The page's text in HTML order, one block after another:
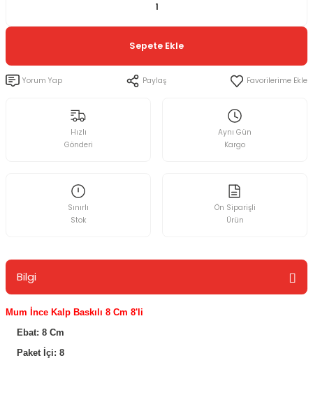
Sepete Ekle
Yorum Yap Paylaş
Hızlı
Gönderi
Aynı Gün
Kargo
Sınırlı
Stok
Ön Siparişli
Ürün
Bilgi
Mum İnce Kalp Baskılı 8 Cm 8'li
Ebat: 8 Cm
Paket İçi: 8